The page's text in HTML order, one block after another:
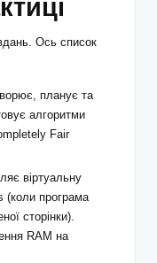
Ось список
планує та
алгоритми
Fair
віртуальну
(коли програма
сторінки).
RAM на